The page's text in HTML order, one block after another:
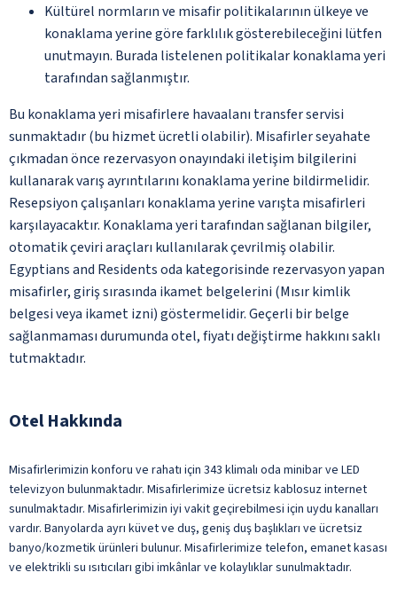
Kültürel normların ve misafir politikalarının ülkeye ve
konaklama yerine göre farklılık gösterebileceğini lütfen
unutmayın. Burada listelenen politikalar konaklama yeri
tarafından sağlanmıştır.
Bu konaklama yeri misafirlere havaalanı transfer servisi
sunmaktadır (bu hizmet ücretli olabilir). Misafirler seyahate
çıkmadan önce rezervasyon onayındaki iletişim bilgilerini
kullanarak varış ayrıntılarını konaklama yerine bildirmelidir.
Resepsiyon çalışanları konaklama yerine varışta misafirleri
karşılayacaktır. Konaklama yeri tarafından sağlanan bilgiler,
otomatik çeviri araçları kullanılarak çevrilmiş olabilir.
Egyptians and Residents oda kategorisinde rezervasyon yapan
misafirler, giriş sırasında ikamet belgelerini (Mısır kimlik
belgesi veya ikamet izni) göstermelidir. Geçerli bir belge
sağlanmaması durumunda otel, fiyatı değiştirme hakkını saklı
tutmaktadır.
Otel Hakkında
Misafirlerimizin konforu ve rahatı için 343 klimalı oda minibar ve LED
televizyon bulunmaktadır. Misafirlerimize ücretsiz kablosuz internet
sunulmaktadır. Misafirlerimizin iyi vakit geçirebilmesi için uydu kanalları
vardır. Banyolarda ayrı küvet ve duş, geniş duş başlıkları ve ücretsiz
banyo/kozmetik ürünleri bulunur. Misafirlerimize telefon, emanet kasası
ve elektrikli su ısıtıcıları gibi imkânlar ve kolaylıklar sunulmaktadır.